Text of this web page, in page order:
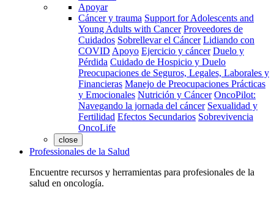
Apoyar
Cáncer y trauma Support for Adolescents and
Young Adults with Cancer Proveedores de
Cuidados Sobrellevar el Cáncer Lidiando con
COVID Apoyo Ejercicio y cáncer Duelo y
Pérdida Cuidado de Hospicio y Duelo
Preocupaciones de Seguros, Legales, Laborales y
Financieras Manejo de Preocupaciones Prácticas
y Emocionales Nutrición y Cáncer OncoPilot:
Navegando la jornada del cáncer Sexualidad y
Fertilidad Efectos Secundarios Sobrevivencia
OncoLife
close
Professionales de la Salud
Encuentre recursos y herramientas para profesionales de la
salud en oncología.